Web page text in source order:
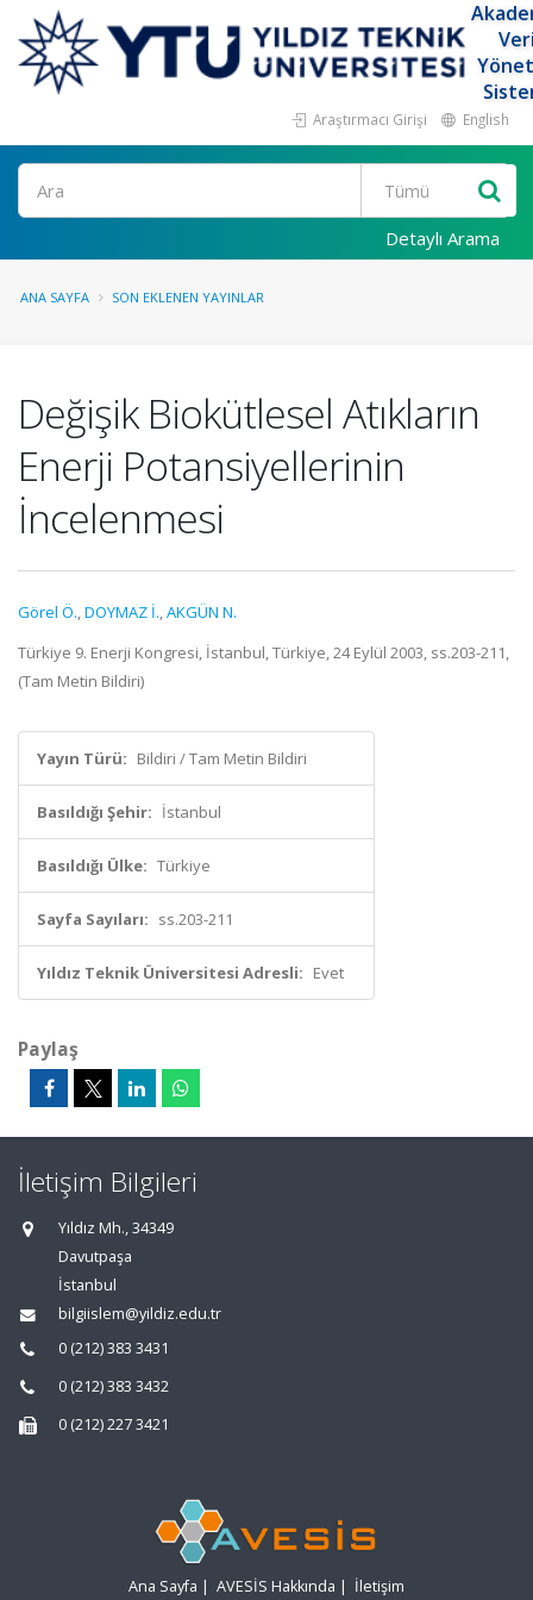
Araştırmacı Girişi English
Ara
Detaylı Arama
ANA SAYFA SON EKLENEN YAYINLAR
Değişik Biokütlesel Atıkların
Enerji Potansiyellerinin
İncelenmesi
Görel Ö.,DOYMAZ İ.,AKGÜN N.
Türkiye 9. Enerji Kongresi, İstanbul, Türkiye, 24 Eylül 2003, ss.203-211,
(Tam Metin Bildiri)
Yayın Türü: Bildiri / Tam Metin Bildiri
Basıldığı Şehir: İstanbul
Basıldığı Ülke: Türkiye
Sayfa Sayıları: ss.203-211
Yıldız Teknik Üniversitesi Adresli: Evet
Paylaş
İletişim Bilgileri
Yıldız Mh., 34349
Davutpaşa
İstanbul
bilgiislem@yildiz.edu.tr
0 (212) 383 3431
0 (212) 383 3432
0 (212) 227 3421
Ana Sayfa | AVESİS Hakkında | İletişim